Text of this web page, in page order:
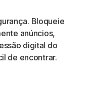
Bloqueie
anúncios,
digital do
de encontrar.